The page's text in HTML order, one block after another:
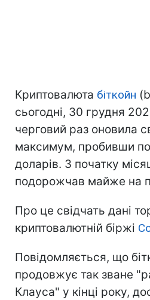
Криптовалюта біткойн
сьогодні, 30 грудня
черговий раз оновила
максимум, пробивши
доларів. З початку
подорожчав майже на
Про це свідчать дані
криптовалютній біржі
Повідомляється, що
продовжує так зване
Клауса" у кінці року,